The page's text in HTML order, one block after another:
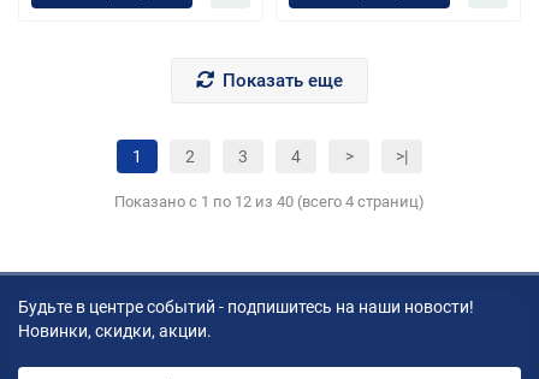
Показать еще
1 2 3 4 > >|
Показано с 1 по 12 из 40 (всего 4 страниц)
Будьте в центре событий - подпишитесь на наши новости!
Новинки, скидки, акции.